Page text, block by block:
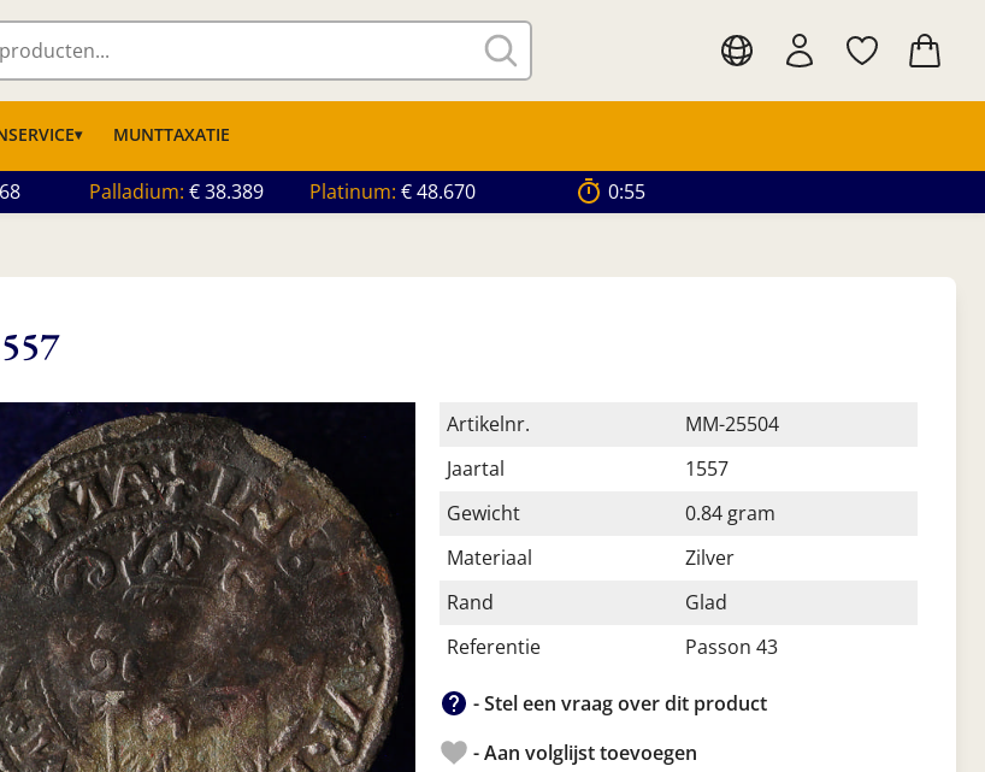
MUNTTAXATIE
Palladium 38.389 Platinum 48.670 0:54
Artikelnr.
MM-25504
Jaartal
1557
Gewicht
0.84 gram
Materiaal
Zilver
Rand
Glad
Referentie
Passon 43
- Stel een vraag over dit product
- Aan volglijst toevoegen